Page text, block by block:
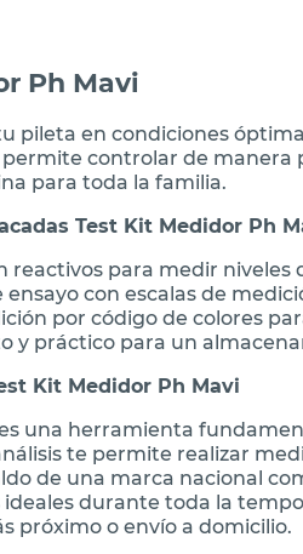
Ph Mavi
pileta en condiciones
controlar de manera
para toda la familia.
Test Kit Medidor Ph
reactivos para medir niveles
ensayo con escalas de
por código de colores
y práctico para un
Kit Medidor Ph Mavi
una herramienta
te permite realizar
de una marca nacional
durante toda la
próximo o envío a domicilio.